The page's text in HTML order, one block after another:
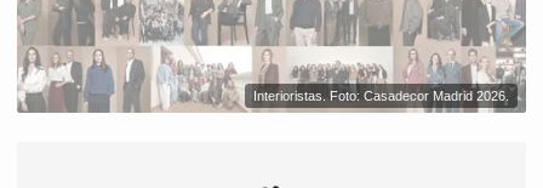
Interioristas. Foto: Casadecor Madrid 2026.